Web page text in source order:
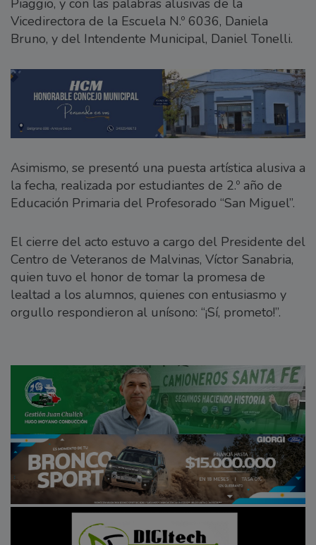
Piaggio, y con las palabras alusivas de la
Vicedirectora de la Escuela N.º 6036, Daniela
Bruno, y del Intendente Municipal, Daniel Tonelli.
Asimismo, se presentó una puesta artística alusiva a
la fecha, realizada por estudiantes de 2.º año de
Educación Primaria del Profesorado “San Miguel”.
El cierre del acto estuvo a cargo del Presidente del
Centro de Veteranos de Malvinas, Víctor Sanabria,
quien tuvo el honor de tomar la promesa de
lealtad a los alumnos, quienes con entusiasmo y
orgullo respondieron al unísono: “¡Sí, prometo!”.